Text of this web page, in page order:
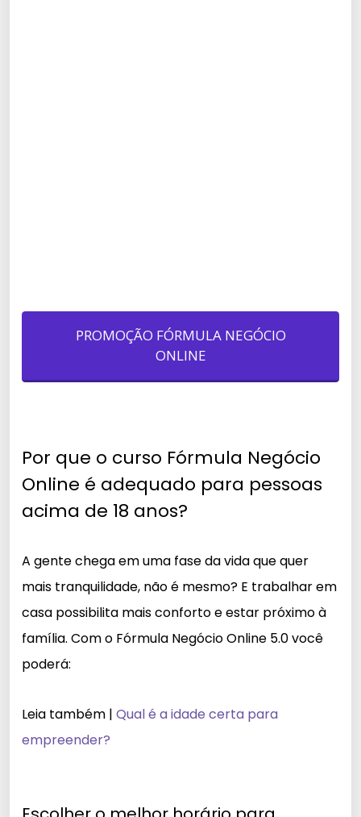
PROMOÇÃO FÓRMULA NEGÓCIO
ONLINE
Por que o curso Fórmula Negócio
Online é adequado para pessoas
acima de 18 anos?
A gente chega em uma fase da vida que quer
mais tranquilidade, não é mesmo? E trabalhar em
casa possibilita mais conforto e estar próximo à
família. Com o Fórmula Negócio Online 5.0 você
poderá:
Leia também | Qual é a idade certa para
empreender?